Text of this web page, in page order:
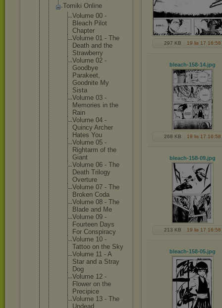
Tomiki Online
Volume 00 -
Bleach Pilot
Chapter
Volume 01 - The
Death and the
Strawberry
Volume 02 -
Goodbye
Parakeet,
Goodnite My
Sista
Volume 03 -
Memories in the
Rain
Volume 04 -
Quincy Archer
Hates You
Volume 05 -
Rightarm of the
Giant
Volume 06 - The
Death Trilogy
Overture
Volume 07 - The
Broken Coda
Volume 08 - The
Blade and Me
Volume 09 -
Fourteen Days
For Conspiracy
Volume 10 -
Tattoo on the Sky
Volume 11 - A
Star and a Stray
Dog
Volume 12 -
Flower on the
Precipice
Volume 13 - The
Undead
297 KB 19 lis 17 16:58
bleach-158-14.jpg
268 KB 19 lis 17 16:58
bleach-158-09.jpg
213 KB 19 lis 17 16:58
bleach-158-05.jpg